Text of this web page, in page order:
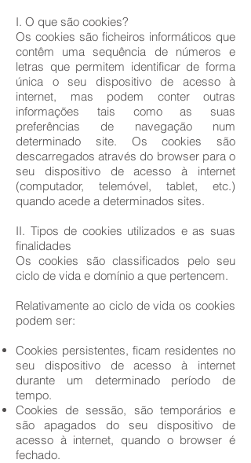
I. O que são cookies?
Os cookies são ficheiros informáticos que
contêm uma sequência de números e
letras que permitem identificar de forma
única o seu dispositivo de acesso à
internet, mas podem conter outras
informações tais como as suas
preferências de navegação num
determinado site. Os cookies são
descarregados através do browser para o
seu dispositivo de acesso à internet
(computador, telemóvel, tablet, etc.)
quando acede a determinados sites.
II. Tipos de cookies utilizados e as suas
finalidades
Os cookies são classificados pelo seu
ciclo de vida e domínio a que pertencem.
Relativamente ao ciclo de vida os cookies
podem ser:
Cookies persistentes, ficam residentes no
seu dispositivo de acesso à internet
durante um determinado período de
tempo.
Cookies de sessão, são temporários e
são apagados do seu dispositivo de
acesso à internet, quando o browser é
fechado.